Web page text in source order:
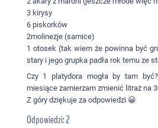
3 kirysy
6 piskorków
2molinezje (samice)
1 otosek (tak wiem że powinna być
stary i jego grupka padła rok temu ze
Czy 1 platydora mogła by tam
miesiące zamierzam zmienić litraż na
Z góry dziękuje za odpowiedzi 😀
Odpowiedzi:2